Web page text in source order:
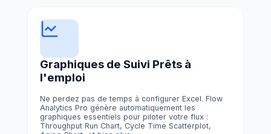
Graphiques de Suivi Prêts à
l'emploi
Ne perdez pas de temps à configurer Excel. Flow
Analytics Pro génère automatiquement les
graphiques essentiels pour piloter votre flux :
Throughput Run Chart, Cycle Time Scatterplot,